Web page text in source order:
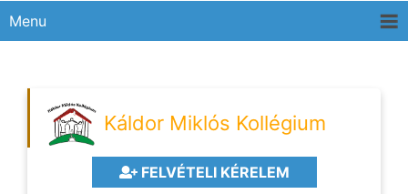
Menu
Káldor Miklós Kollégium
FELVÉTELI KÉRELEM